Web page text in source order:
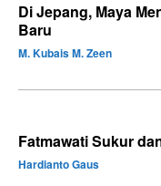
Di Jepang, Maya
Baru
M. Kubais M. Zeen
Fatmawati Sukur
Hardianto Gaus